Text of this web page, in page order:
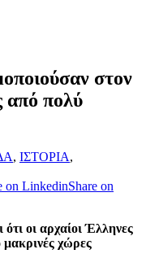
στον
από πολύ
, ΙΣΤΟΡΙΑ,
on LinkedinShare on
οι αρχαίοι Έλληνες
χώρες